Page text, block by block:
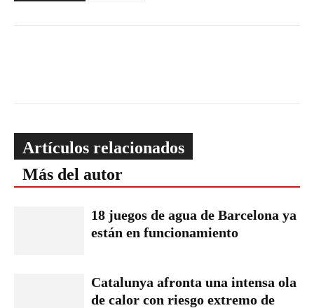
Artículos relacionados
Más del autor
18 juegos de agua de Barcelona ya
están en funcionamiento
Catalunya afronta una intensa ola
de calor con riesgo extremo de